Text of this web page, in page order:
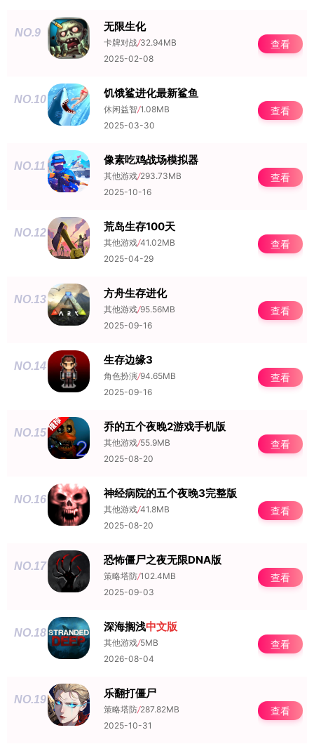
NO.9 无限生化
卡牌对战/32.94MB
2025-02-08
查看
NO.10 饥饿鲨进化最新鲨鱼
休闲益智/1.08MB
2025-03-30
查看
NO.11 像素吃鸡战场模拟器
其他游戏/293.73MB
2025-10-16
查看
NO.12 荒岛生存100天
其他游戏/41.02MB
2025-04-29
查看
NO.13 方舟生存进化
其他游戏/95.56MB
2025-09-16
查看
NO.14 生存边缘3
角色扮演/94.65MB
2025-09-16
查看
NO.15 乔的五个夜晚2游戏手机版
其他游戏/55.9MB
2025-08-20
查看
NO.16 神经病院的五个夜晚3完整版
其他游戏/41.8MB
2025-08-20
查看
NO.17 恐怖僵尸之夜无限DNA版
策略塔防/102.4MB
2025-09-03
查看
NO.18 深海搁浅中文版
其他游戏/5MB
2026-08-04
查看
NO.19 乐翻打僵尸
策略塔防/287.82MB
2025-10-31
查看